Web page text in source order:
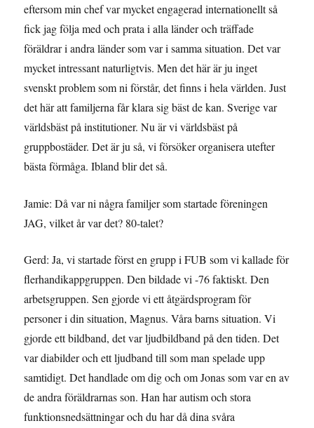
eftersom min chef var mycket engagerad internationellt så
fick jag följa med och prata i alla länder och träffade
föräldrar i andra länder som var i samma situation. Det var
mycket intressant naturligtvis. Men det här är ju inget
svenskt problem som ni förstår, det finns i hela världen. Just
det här att familjerna får klara sig bäst de kan. Sverige var
världsbäst på institutioner. Nu är vi världsbäst på
gruppbostäder. Det är ju så, vi försöker organisera utefter
bästa förmåga. Ibland blir det så.
Jamie: Då var ni några familjer som startade föreningen
JAG, vilket år var det? 80-talet?
Gerd: Ja, vi startade först en grupp i FUB som vi kallade för
flerhandikappgruppen. Den bildade vi -76 faktiskt. Den
arbetsgruppen. Sen gjorde vi ett åtgärdsprogram för
personer i din situation, Magnus. Våra barns situation. Vi
gjorde ett bildband, det var ljudbildband på den tiden. Det
var diabilder och ett ljudband till som man spelade upp
samtidigt. Det handlade om dig och om Jonas som var en av
de andra föräldrarnas son. Han har autism och stora
funktionsnedsättningar och du har då dina svåra